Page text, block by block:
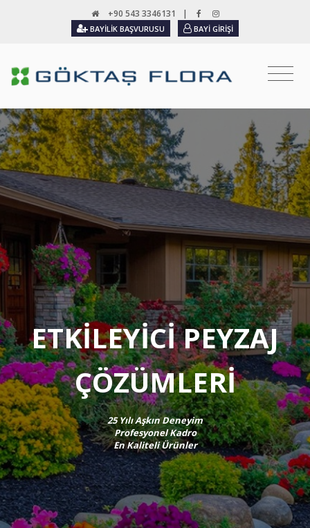
+90 543 3346131 |
BAYILIK BAŞVURUSU BAYI GIRIŞI
ETKİLEYİCİ PEYZAJ
ÇÖZÜMLERİ
25 Yılı Aşkın Deneyim
Profesyonel Kadro
En Kaliteli Ürünler